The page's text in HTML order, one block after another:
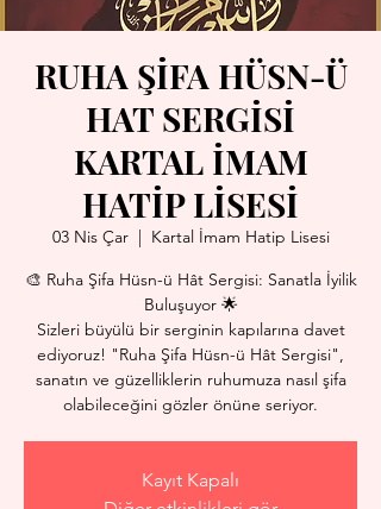
RUHA ŞİFA HÜSN-Ü
HAT SERGİSİ
KARTAL İMAM
HATİP LİSESİ
03 Nis Çar
  |
Kartal İmam Hatip Lisesi
🎨 Ruha Şifa Hüsn-ü Hât Sergisi: Sanatla İyilik
Buluşuyor 🌟
Sizleri büyülü bir serginin kapılarına davet
ediyoruz! "Ruha Şifa Hüsn-ü Hât Sergisi",
sanatın ve güzelliklerin ruhumuza nasıl şifa
olabileceğini gözler önüne seriyor.
Kayıt Kapalı